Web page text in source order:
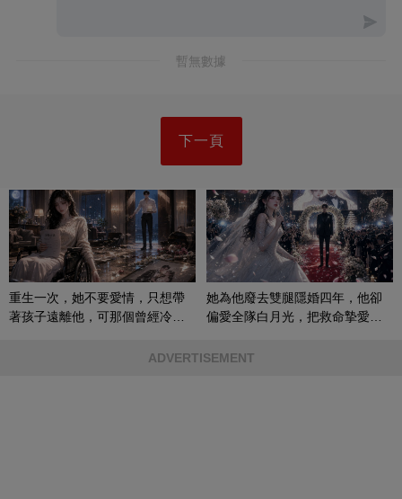
暫無數據
下一頁
重生一次，她不要愛情，只想帶
著孩子遠離他，可那個曾經冷漠
她為他廢去雙腿隱婚四年，他卻
偏愛全隊白月光，把救命摯愛當
ADVERTISEMENT